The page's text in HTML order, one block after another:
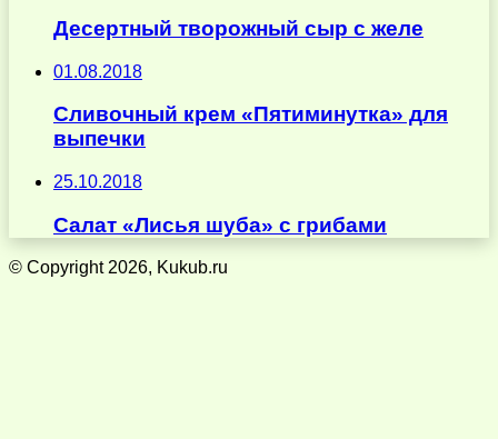
Десертный творожный сыр с желе
01.08.2018
Сливочный крем «Пятиминутка» для
выпечки
25.10.2018
Салат «Лисья шуба» с грибами
© Copyright 2026, Kukub.ru